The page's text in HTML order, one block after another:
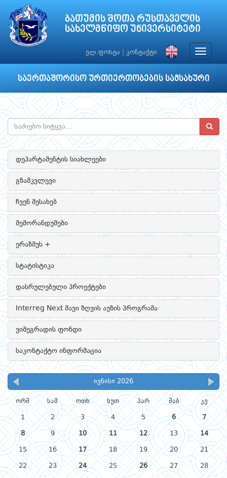
ბათუმის შოთა რუსთაველის
სახელმწიფო უნივერსიტეტი
ელ.ფოსტა კონტაქტი
Toggle
საერთაშორისო ურთიერთობების სამსახური
დეპარტამენტის სიახლეები
გზამკვლევი
ჩვენ შესახებ
მემორანდუმები
ერაზმუს +
სტატისტიკა
დასრულებული პროექტები
Interreg Next შავი ზღვის აუზის პროგრამა
ვიშეგრადის ფონდი
საკონტაქტო ინფორმაცია
ივნისი 2026
ორშ სამ ოთხ ხუთ პარ შაბ კვ
1 2 3 4 5 6 7
8 9 10 11 12 13 14
15 16 17 18 19 20 21
22 23 24 25 26 27 28